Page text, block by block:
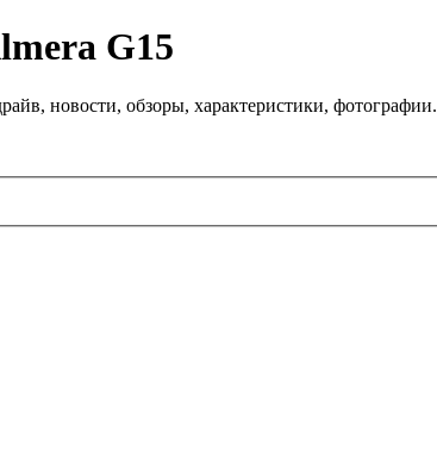
G15
новости, обзоры, характеристики, фотографии.